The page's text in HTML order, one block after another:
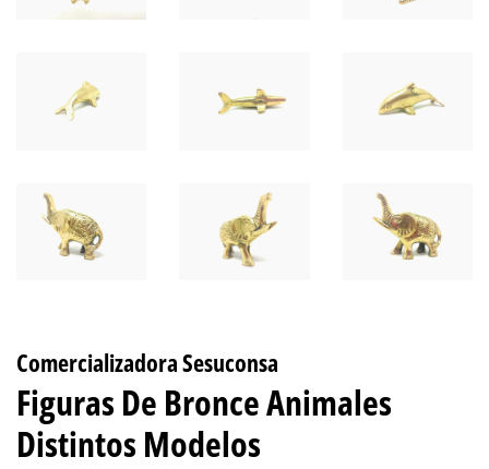
Comercializadora Sesuconsa
Figuras De Bronce Animales
Distintos Modelos